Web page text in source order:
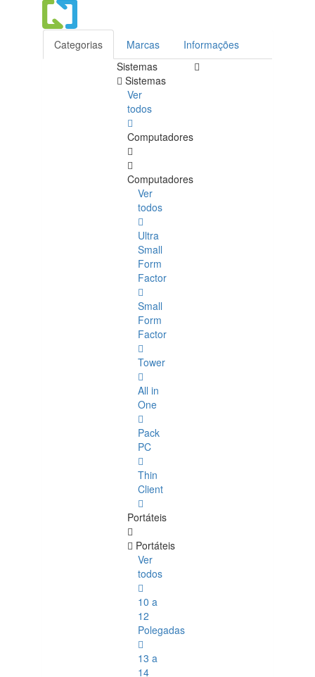
Categorias Marcas
Informações
Sistemas
Sistemas
Ver
todos
Computadores
Computadores
Ver
todos
Ultra
Small
Form
Factor
Small
Form
Factor
Tower
All in
One
Pack
PC
Thin
Client
Portáteis
Portáteis
Ver
todos
10 a
12
Polegadas
13 a
14